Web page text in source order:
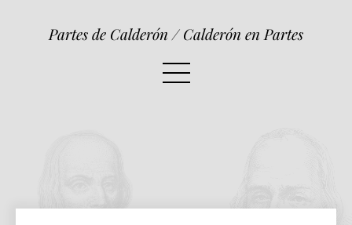
Partes de Calderón / Calderón en Partes